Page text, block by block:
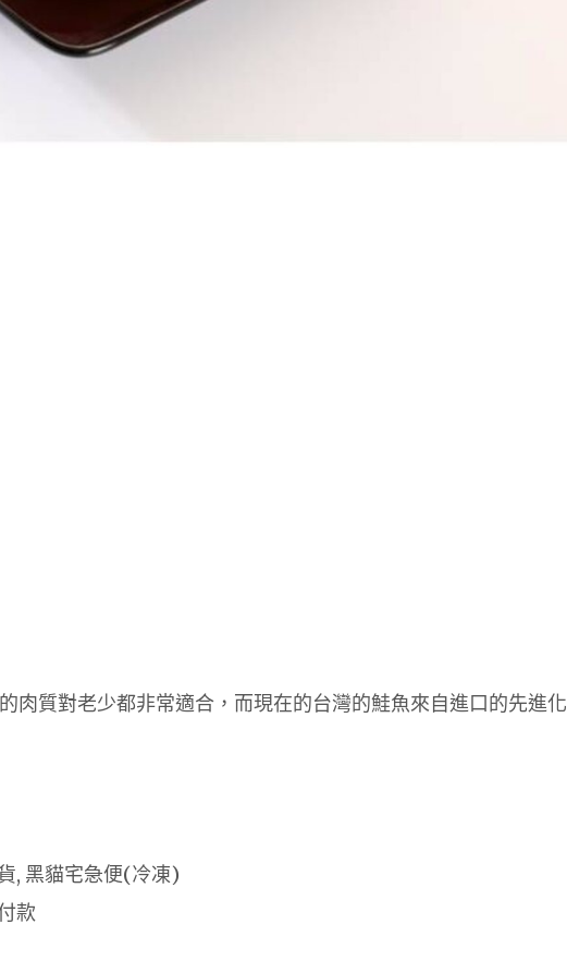
肉質對老少都非常適合，而現在的台灣的鮭魚來自進口的先進化
, 黑貓宅急便(冷凍)
款